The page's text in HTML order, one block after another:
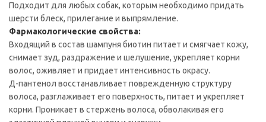
Подходит для любых собак, которым необходимо придать
шерсти блеск, прилегание и выпрямление.
Фармакологические свойства:
Входящий в состав шампуня биотин питает и смягчает кожу,
снимает зуд, раздражение и шелушение, укрепляет корни
волос, оживляет и придает интенсивность окрасу.
Д-пантенол восстанавливает поврежденную структуру
волоса, разглаживает его поверхность, питает и укрепляет
корни. Проникает в стержень волоса, обволакивая его